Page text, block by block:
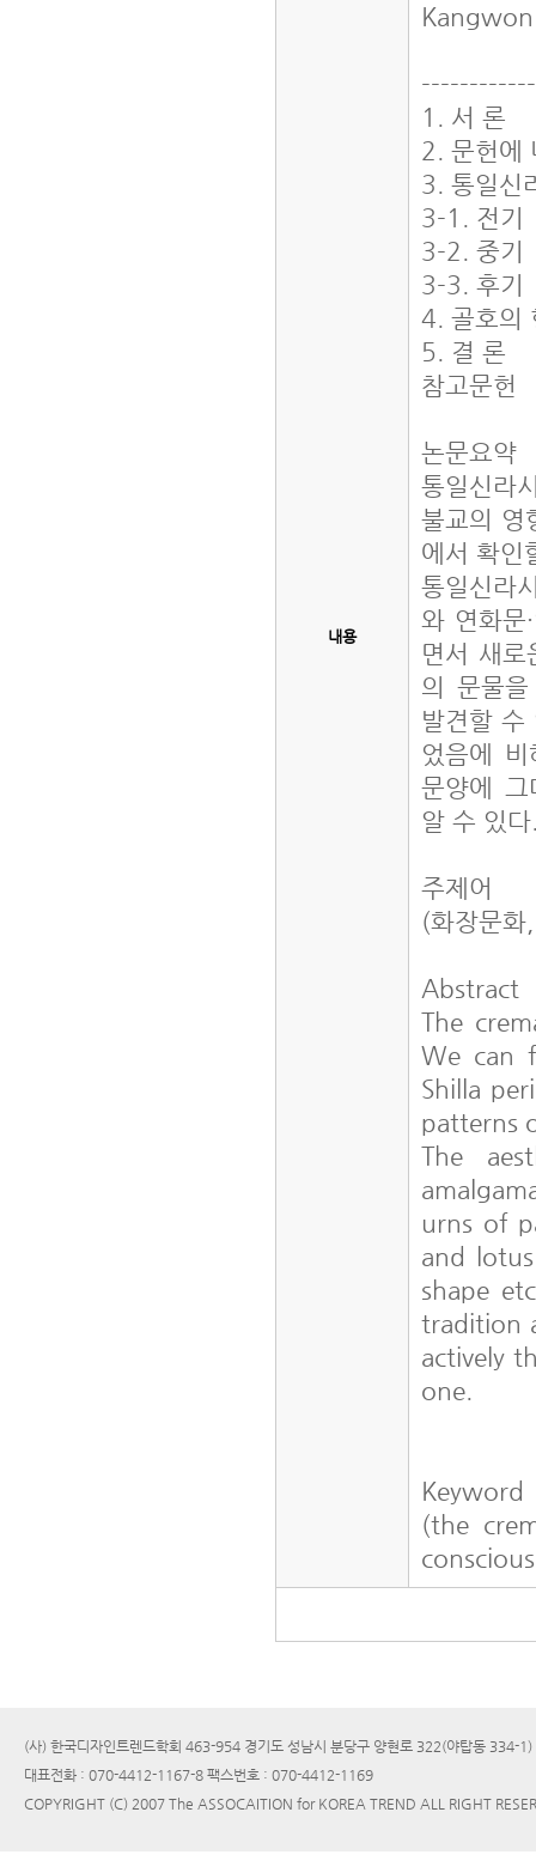
내용
1. 서 론
2. 문헌에
3. 통일신
3-1. 전기
3-2. 중기
3-3. 후기
4. 골호의
5. 결 론
참고문헌
논문요약
통일신라
불교의 영
에서 확인
통일신라
와 연화문
면서 새로
의 문물
발견할 수
었음에
문양에 그
알 수 있
주제어
(화장문
Abstract
The
We can
Shilla
patterns
The
urns of
and
shape
tradition
actively
one.
Keyword
(the
(사) 한국디자인트렌드학회 463-954 경기도 성남시 분당구 양현로 322(야탑동 334-
대표전화 : 070-4412-1167-8 팩스번호 : 070-4412-1169
COPYRIGHT (C) 2007 The ASSOCAITION for KOREA TREND ALL RIGHT